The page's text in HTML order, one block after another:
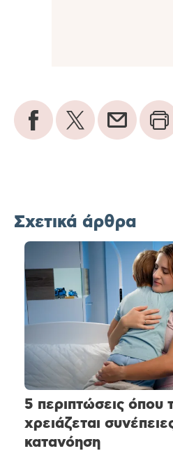
Σχετικά άρθρα
5 περιπτώσεις όπου
χρειάζεται
κατανόηση